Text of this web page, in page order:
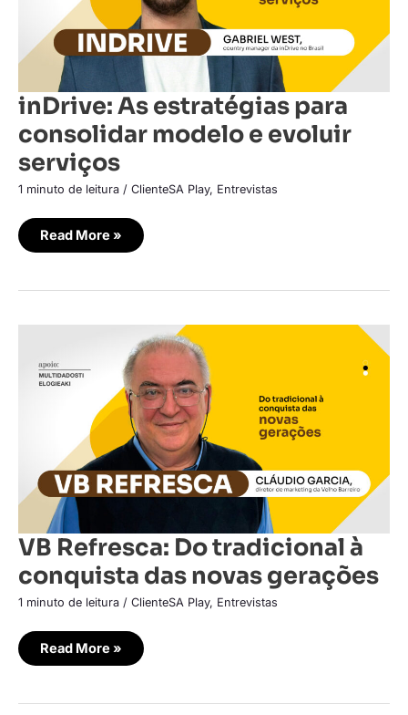
inDrive: As estratégias para
consolidar modelo e evoluir
serviços
1 minuto de leitura / ClienteSA Play, Entrevistas
Read More »
VB Refresca: Do tradicional à
conquista das novas gerações
1 minuto de leitura / ClienteSA Play, Entrevistas
VB
tradicional
à
gerações
Read More »